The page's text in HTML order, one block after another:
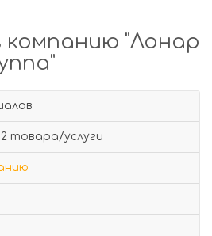
"Лонар
товара/услуги